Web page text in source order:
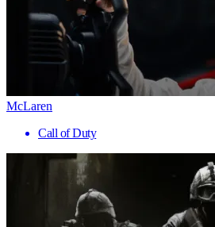
McLaren
Call of Duty